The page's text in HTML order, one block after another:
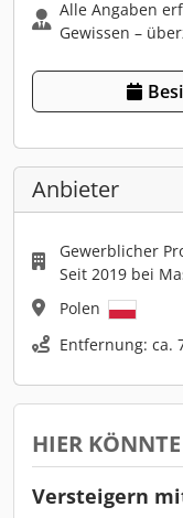
Alle Angaben
Gewissen –
Anbieter
Gewerblicher
Seit 2019 bei
Polen
Entfernung: ca.
HIER
Versteigern